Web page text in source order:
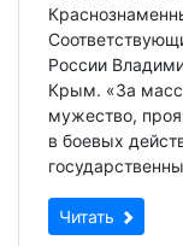
России
Крым. «За
мужество,
в боевых
Читать